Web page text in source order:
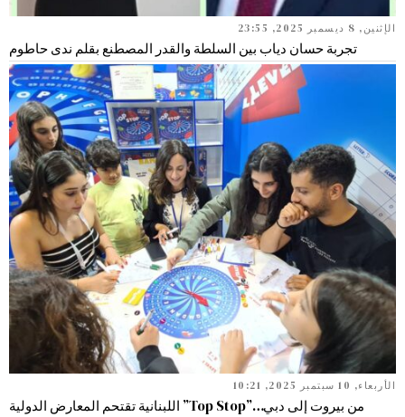
الإثنين, 8 ديسمبر 2025, 23:55
تجربة حسان دياب بين السلطة والقدر المصطنع بقلم ندى حاطوم
الأربعاء, 10 سبتمبر 2025, 10:21
من بيروت إلى دبي…”Top Stop” اللبنانية تقتحم المعارض الدولية